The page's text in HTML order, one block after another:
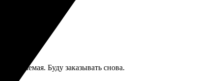
Буду заказывать снова.